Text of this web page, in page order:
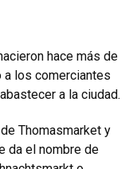
hace más de
a los comerciantes
a la ciudad.
Thomasmarket y
da el nombre de